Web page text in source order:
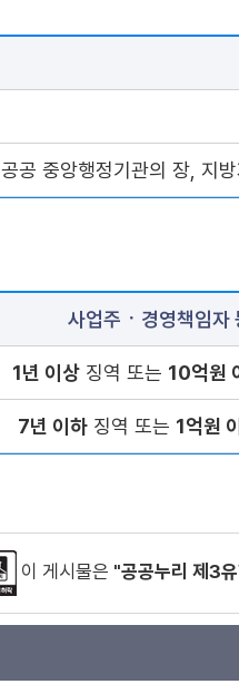
공공 중앙행정기관의 장, 지
사업주ㆍ경영책임자
1년 이상 징역 또는 10억원
7년 이하 징역 또는 1억원
이 게시물은 "공공누리 제3